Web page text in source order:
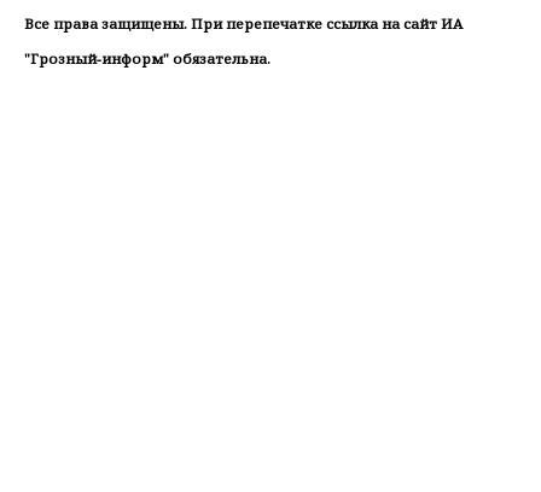
Все права защищены. При перепечатке ссылка на сайт ИА
"Грозный-информ" обязательна.